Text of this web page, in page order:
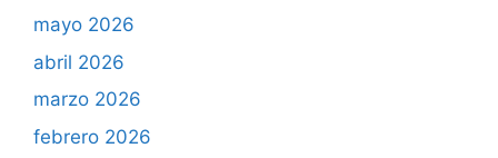
mayo 2026
abril 2026
marzo 2026
febrero 2026